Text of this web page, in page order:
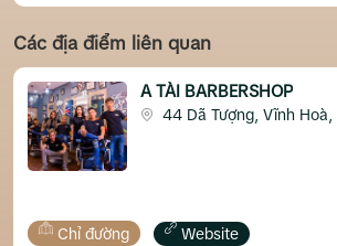
Các địa điểm liên quan
A TÀI BARBERSHOP
44 Dã Tượng, Vĩnh Hoà,
Chỉ đường Website